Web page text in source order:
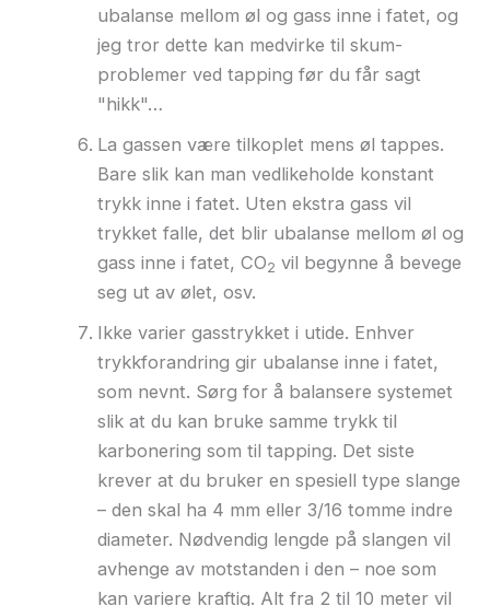
ubalanse mellom øl og gass inne i fatet, og
jeg tror dette kan medvirke til skum-
problemer ved tapping før du får sagt
"hikk"…
La gassen være tilkoplet mens øl tappes.
Bare slik kan man vedlikeholde konstant
trykk inne i fatet. Uten ekstra gass vil
trykket falle, det blir ubalanse mellom øl og
gass inne i fatet, CO2 vil begynne å bevege
seg ut av ølet, osv.
Ikke varier gasstrykket i utide. Enhver
trykkforandring gir ubalanse inne i fatet,
som nevnt. Sørg for å balansere systemet
slik at du kan bruke samme trykk til
karbonering som til tapping. Det siste
krever at du bruker en spesiell type slange
– den skal ha 4 mm eller 3/16 tomme indre
diameter. Nødvendig lengde på slangen vil
avhenge av motstanden i den – noe som
kan variere kraftig. Alt fra 2 til 10 meter vil